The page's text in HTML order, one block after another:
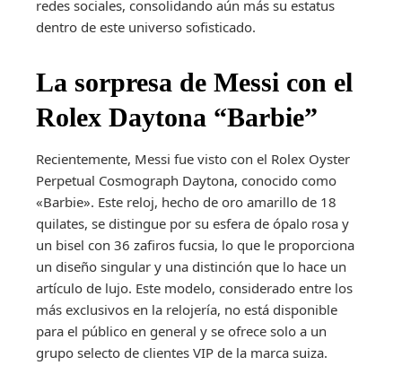
redes sociales, consolidando aún más su estatus
dentro de este universo sofisticado.
La sorpresa de Messi con el
Rolex Daytona “Barbie”
Recientemente, Messi fue visto con el Rolex Oyster
Perpetual Cosmograph Daytona, conocido como
«Barbie». Este reloj, hecho de oro amarillo de 18
quilates, se distingue por su esfera de ópalo rosa y
un bisel con 36 zafiros fucsia, lo que le proporciona
un diseño singular y una distinción que lo hace un
artículo de lujo. Este modelo, considerado entre los
más exclusivos en la relojería, no está disponible
para el público en general y se ofrece solo a un
grupo selecto de clientes VIP de la marca suiza.